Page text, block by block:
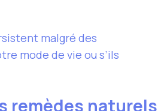
malgré des
mode de vie ou s’ils
remèdes naturels